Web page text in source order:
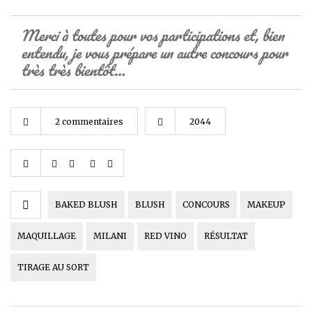
Merci à toutes pour vos participations et, bien
entendu, je vous prépare un autre concours pour
très très bientôt…
2 commentaires 2044
BAKED BLUSH BLUSH CONCOURS MAKEUP
MAQUILLAGE MILANI RED VINO RÉSULTAT
TIRAGE AU SORT